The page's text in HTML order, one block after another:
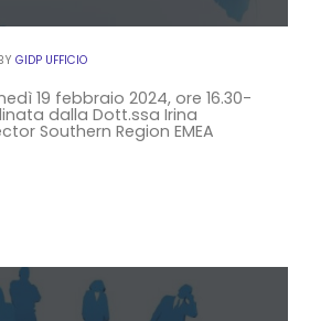
GIDP UFFICIO
19 febbraio 2024, ore 16.30-
dalla Dott.ssa Irina
Southern Region EMEA